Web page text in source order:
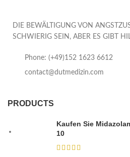
DIE BEWÄLTIGUNG VON
SCHWIERIG SEIN, ABER ES GIBT
Phone: (+49)152 1623 6612
contact@dutmedizin.com
PRODUCTS
Kaufen Sie
10